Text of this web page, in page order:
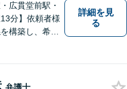
広貫堂前駅・
分】依頼者様
構築し、希望
。平日夜間相
詳細を見
る